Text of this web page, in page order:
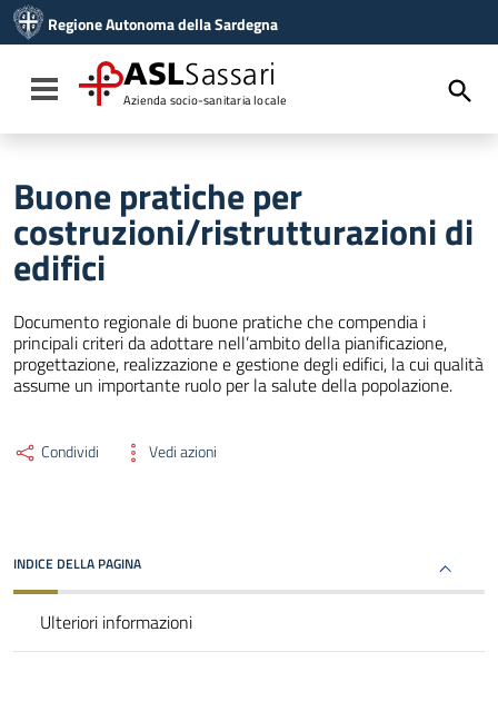
Vai al menu di navigazione
Vai al footer
Regione Autonoma della Sardegna
Toggle navigation
ASLSassari
Azienda socio-sanitaria locale
Buone pratiche per
costruzioni/ristrutturazioni di
edifici
Documento regionale di buone pratiche che compendia i
principali criteri da adottare nell’ambito della pianificazione,
progettazione, realizzazione e gestione degli edifici, la cui qualità
assume un importante ruolo per la salute della popolazione.
Condividi Vedi azioni
INDICE DELLA PAGINA
Ulteriori informazioni